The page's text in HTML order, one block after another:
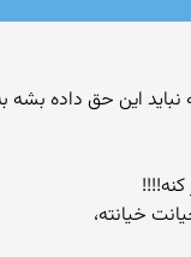
این حق داده بشه